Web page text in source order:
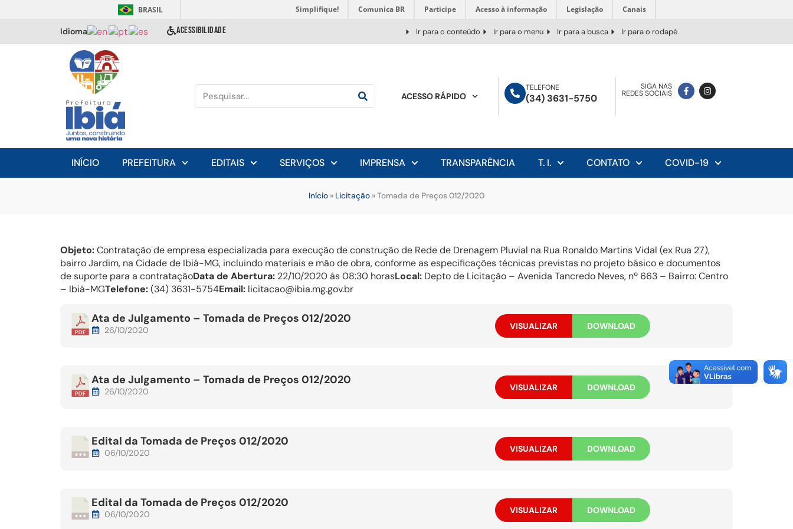
BRASIL Simplifique! Comunica BR Participe Acesso à informação Legislação Canais
Idioma ACESSIBILIDADE Ir para o conteúdo Ir para o menu Ir para a busca Ir para o rodapé
ACESSO RÁPIDO
TELEFONE
(34) 3631-5750
SIGA NAS
REDES SOCIAIS
INÍCIO PREFEITURA EDITAIS SERVIÇOS IMPRENSA TRANSPARÊNCIA T. I. CONTATO COVID-19
Início » Licitação »Tomada de Preços 012/2020
Objeto:Contratação de empresa especializada para execução de construção de Rede de Drenagem Pluvial na Rua Ronaldo Martins Vidal (ex Rua 27),
bairro Jardim, na Cidade de Ibiá-MG, incluindo materiais e mão de obra, conforme as especificações técnicas previstas no projeto básico e documentos
de suporte para a contrataçãoData de Abertura: 22/10/2020 ás 08:30 horasLocal: Depto de Licitação – Avenida Tancredo Neves, nº 663 – Bairro: Centro
– Ibiá-MGTelefone:(34) 3631-5754Email: licitacao@ibia.mg.gov.br
Ata de Julgamento – Tomada de Preços 012/2020
26/10/2020 VISUALIZAR DOWNLOAD
Ata de Julgamento – Tomada de Preços 012/2020
26/10/2020 VISUALIZAR DOWNLOAD
Edital da Tomada de Preços 012/2020
06/10/2020 VISUALIZAR DOWNLOAD
Edital da Tomada de Preços 012/2020
06/10/2020 VISUALIZAR DOWNLOAD